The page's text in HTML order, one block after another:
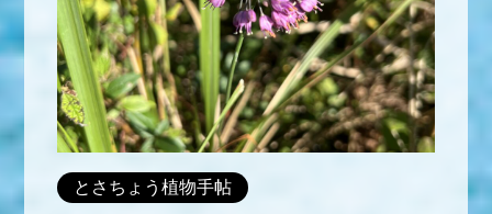
とさちょう植物手帖